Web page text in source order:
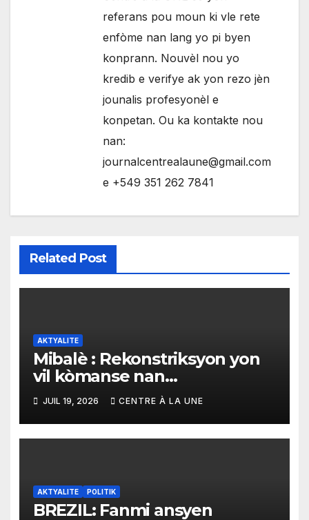
referans pou moun ki vle rete
enfòme nan lang yo pi byen
konprann. Nouvèl nou yo
kredib e verifye ak yon rezo jèn
jounalis profesyonèl e
konpetan. Ou ka kontakte nou
nan:
journalcentrealaune@gmail.com
e +549 351 262 7841
Related Post
AKTYALITE
Mibalè : Rekonstriksyon yon
vil kòmanse nan
rekonstriksyon lespri moun
yo
JUIL 19, 2026 CENTRE À LA UNE
AKTYALITE POLITIK
BREZIL: Fanmi ansyen